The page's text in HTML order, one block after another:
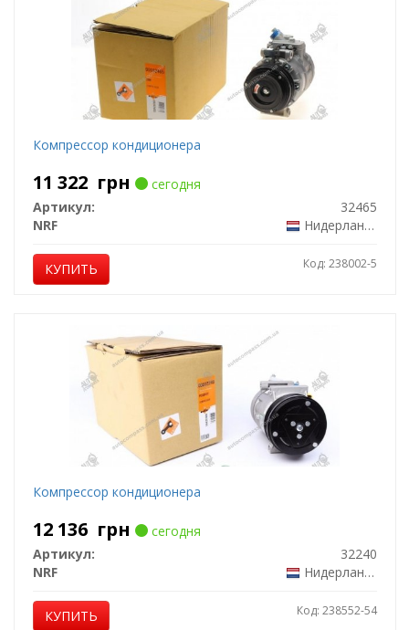
Компрессор кондиционера
11 322 грн
сегодня
Артикул:
32465
NRF
Нидерланды
КУПИТЬ Код: 238002-5
Компрессор кондиционера
12 136 грн
сегодня
Артикул:
32240
NRF
Нидерланды
КУПИТЬ Код: 238552-54